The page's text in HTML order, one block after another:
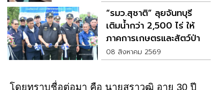
“รมว.สุชาติ” ลุยจันทบุรี
เติมน้ำกว่า 2,500 ไร่ ให้
ภาคการเกษตรและสัตว์ป่า
08 สิงหาคม 2569
โดยทราบชื่อต่อมา คือ นายสราวุฒิ อายุ 30 ปี